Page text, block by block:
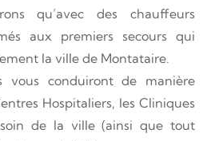
qu’avec des chauffeurs
aux premiers secours qui
la ville de Montataire.
vous conduiront de manière
Hospitaliers, les Cliniques
de la ville (ainsi que tout